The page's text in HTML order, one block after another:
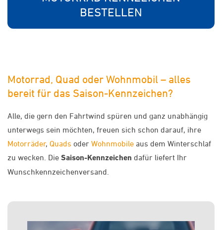
BESTELLEN
Motorrad, Quad oder Wohnmobil – alles
bereit für das Saison-Kennzeichen?
Alle, die gern den Fahrtwind spüren und ganz unabhängig
unterwegs sein möchten, freuen sich schon darauf, ihre
Motorräder, Quads oder Wohnmobile aus dem Winterschlaf
zu wecken. Die Saison-Kennzeichen dafür liefert Ihr
Wunschkennzeichenversand.